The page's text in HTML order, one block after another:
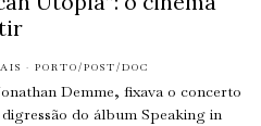
· PORTO/POST/DOC
Demme, fixava o concerto
do álbum Speaking in